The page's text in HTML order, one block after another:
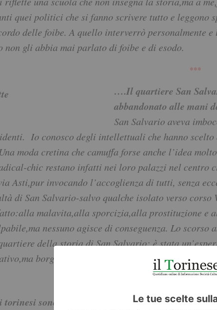
quei politici che si fanno scrivere tutto e leggono
delle foibe. A quello interverrò personalmente e
non gli abbia mai parlato di foibe e di esodo.
***
….Il quartiere San
abbandonato alle mani
San Salvario aveva
Io conosco degli intellettuali che hanno
moda cretina che camuffa forse anche l’idea
chic restano infatti nei loro palazzi nel centro
Asti,pur invocando l’accoglienza di tutti, senza
di San Salvario-salvo qualche isolato verso
malavita,alla sporcizia,alla prostituzione e
nessuno agisce di conseguenza. Lo
della storia di San Salvario: è stata
borghesemente decoroso,con un presente
sono in decadenza. Certamente è causa